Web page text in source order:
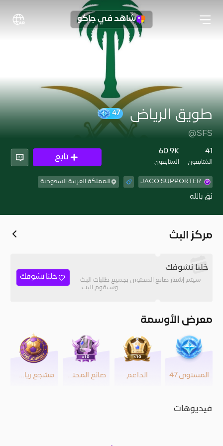
شاهد في جاكو
طويق الرياض
@SFS
41
المُتابعون
60.9K
المتابعون
تابع
JACO SUPPORTER المملكة العربية السعودية
ثق بالله
مركز البث
خلنا نشوفك
سيتم إشعار صانع المحتوى بجميع طلبات البث
وسيقوم البث.
خلنا نشوفك
معرض الأوسمة
المستوى 47 الداعم صانع المحتوى مشجع رياضي
فيديوهات